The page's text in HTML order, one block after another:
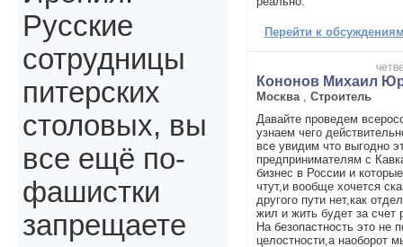
Перейти к
Кононов Михаил
Москва
Строитель
Давайте проведем
узнаем чего
все увидим что выгодно
предпринимателям с
бизнес в России и
чтут,и вообще хочется
другого пути нет,как
жил и жить будет за счет
На безопастность это не
целостности,а наоборот
Русские
сотрудницы
питерских
столовых, вы
все ещё по-
фашистки
запрещаете